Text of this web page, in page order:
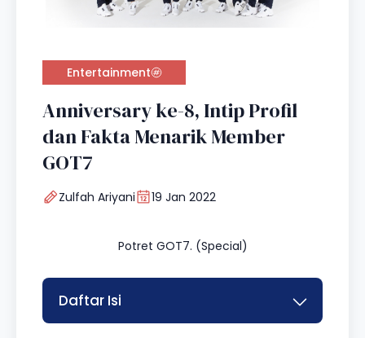
Entertainment
Anniversary ke-8, Intip Profil
dan Fakta Menarik Member
GOT7
Zulfah Ariyani 19 Jan 2022
Potret GOT7. (Special)
Daftar Isi